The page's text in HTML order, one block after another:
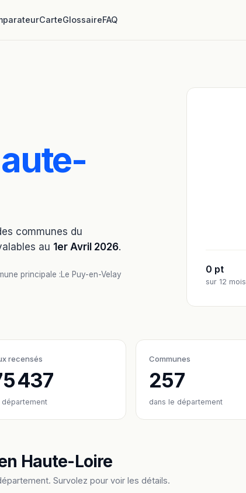
CarteGlossaireFAQ
communes du
au 1er Avril 2026.
principale :Le Puy-en-Velay 0 pt
sur 12 mois
recensés
437
Communes
257
dans le département
Haute-Loire
Survolez pour voir les détails.